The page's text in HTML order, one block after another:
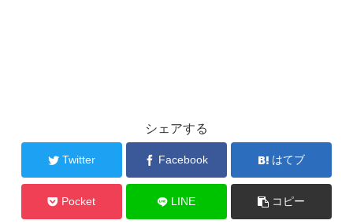
シェアする
Twitter Facebook はてブ
Pocket LINE コピー